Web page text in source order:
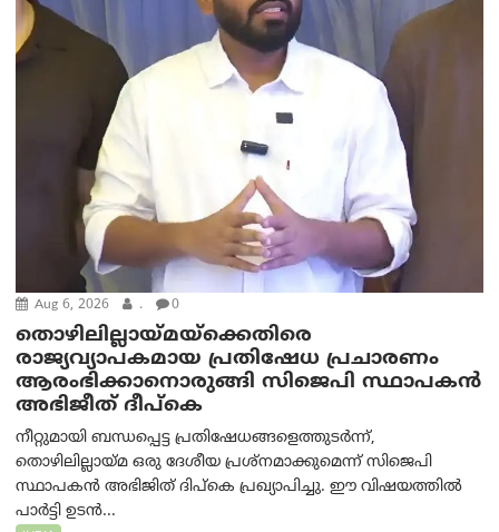
Aug 6, 2026 . 0
തൊഴിലില്ലായ്മയ്ക്കെതിരെ
രാജ്യവ്യാപകമായ പ്രതിഷേധ പ്രചാരണം
ആരംഭിക്കാനൊരുങ്ങി സിജെപി സ്ഥാപകന്‍
അഭിജീത് ദീപ്കെ
നീറ്റുമായി ബന്ധപ്പെട്ട പ്രതിഷേധങ്ങളെത്തുടർന്ന്,
തൊഴിലില്ലായ്മ ഒരു ദേശീയ പ്രശ്നമാക്കുമെന്ന് സിജെപി
സ്ഥാപകൻ അഭിജിത് ദിപ്കെ പ്രഖ്യാപിച്ചു. ഈ വിഷയത്തിൽ
പാർട്ടി ഉടൻ...